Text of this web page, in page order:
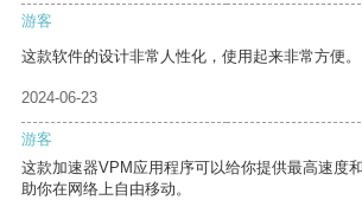
游客
这款软件的设计非常人性化，使用起来非常方便。
2024-06-23
游客
这款加速器VPM应用程序可以给你提供最高速度
助你在网络上自由移动。